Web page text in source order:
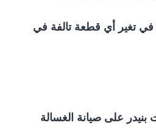
في تغير أي قطعة تالفة في
على صيانة الغسالة